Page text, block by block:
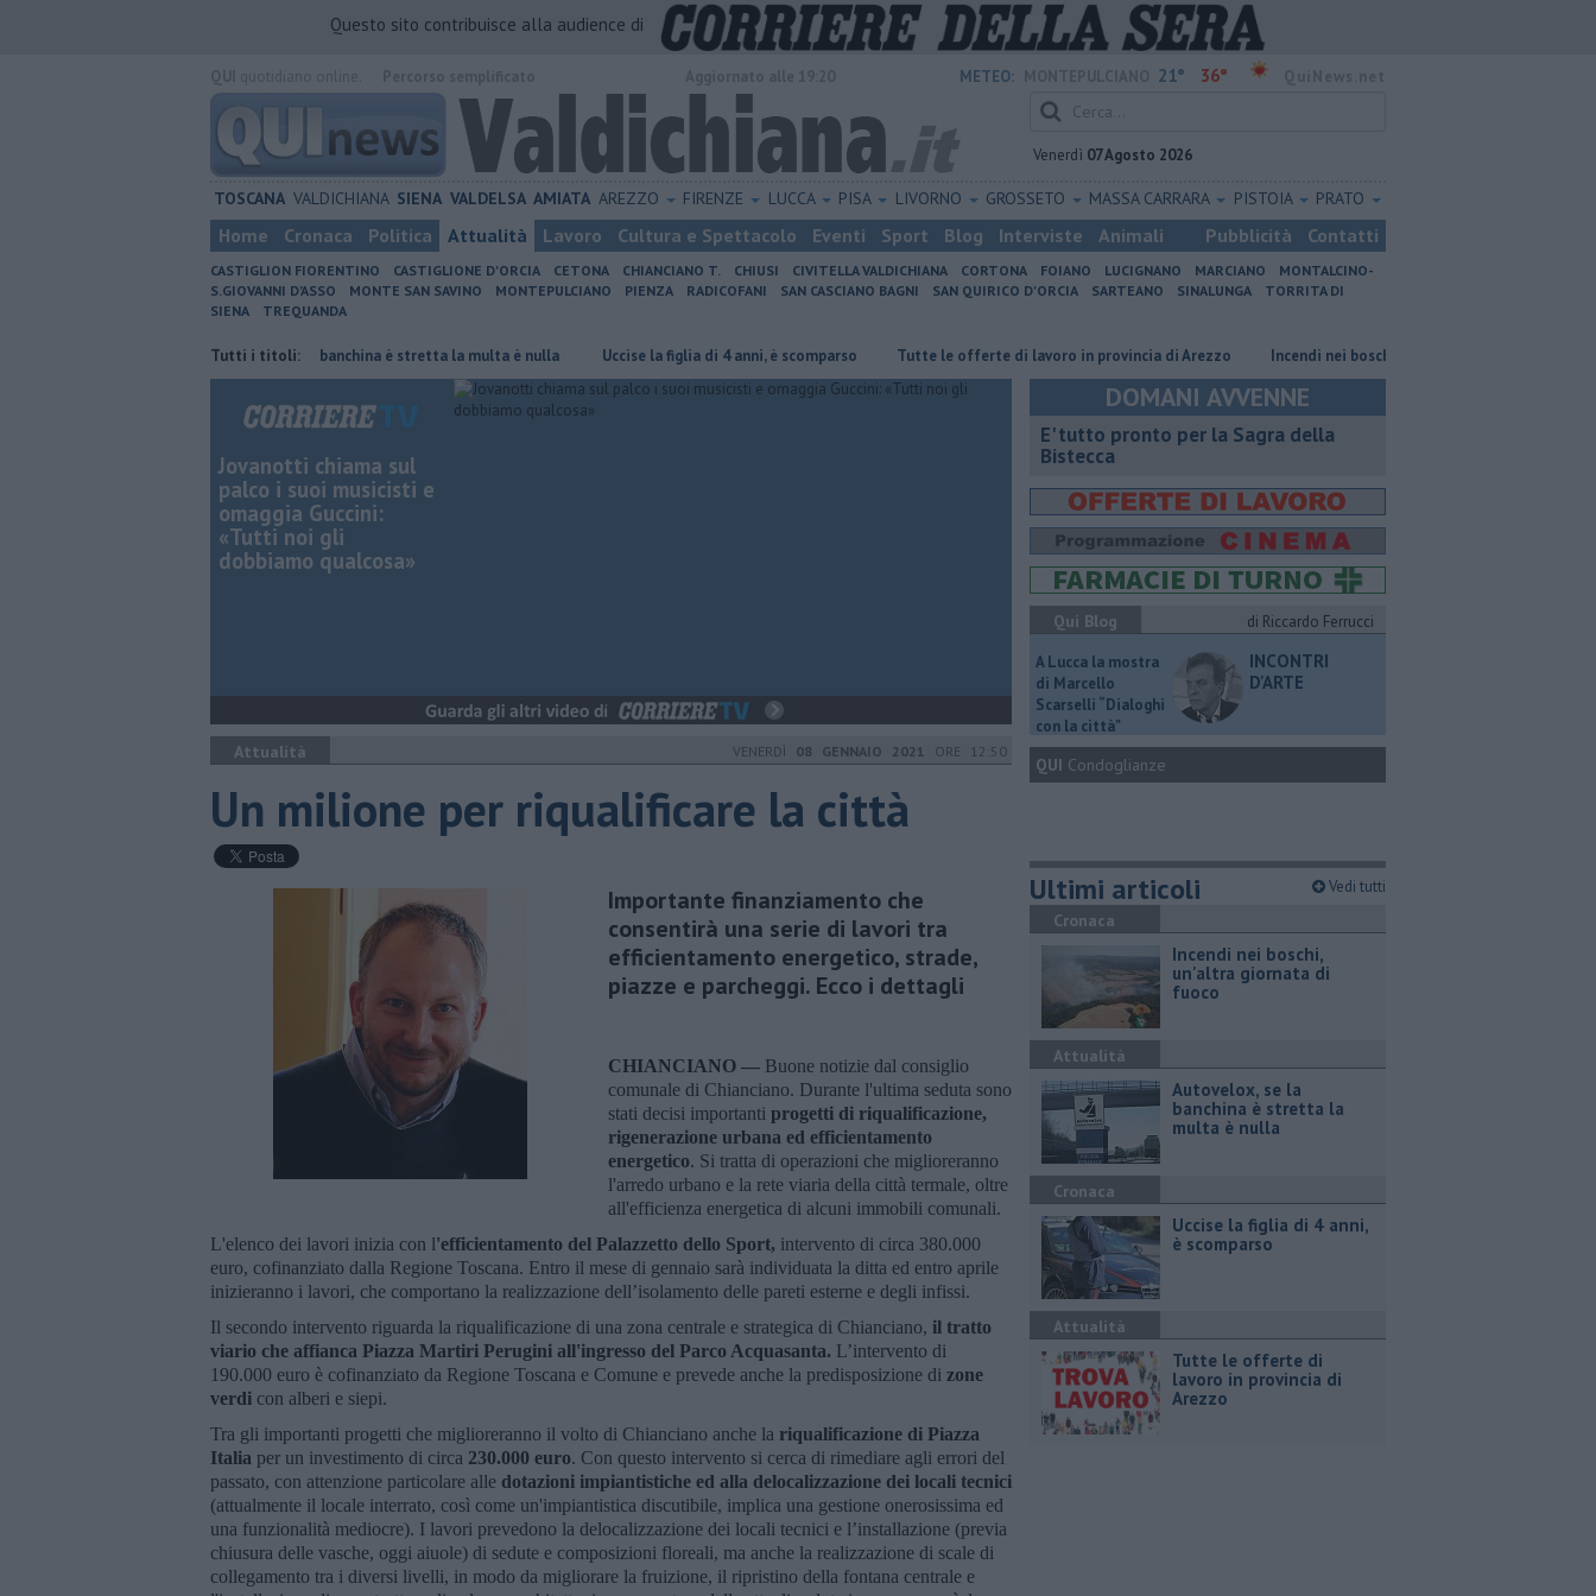
Questo sito contribuisce alla audience di
METEO: 21° 36°
Venerdì 07 Agosto 2026
TOSCANA VALDICHIANA SIENA VALDELSA AMIATA AREZZO FIRENZE LUCCA PISA LIVORNO GROSSETO MASSA CARRARA PISTOIA PRATO
Home Cronaca Politica Attualità Lavoro Cultura e Spettacolo Eventi Sport Blog Interviste Animali Pubblicità Contatti
CASTIGLION FIORENTINO CASTIGLIONE D'ORCIA CETONA CHIANCIANO T. CHIUSI CIVITELLA VALDICHIANA CORTONA FOIANO LUCIGNANO MARCIANO
MONTALCINO-
S.GIOVANNI D'ASSO
MONTE SAN SAVINO MONTEPULCIANO PIENZA RADICOFANI SAN CASCIANO BAGNI SAN QUIRICO D'ORCIA SARTEANO SINALUNGA
TORRITA DI
SIENA
TREQUANDA
Tutti i titoli:
Autovelox, se la banchina è stretta la multa è nulla Uccise la figlia di 4 anni, è scomparso ​Tutte le offerte di lavoro in provincia di Arezzo Incendi nei boschi, un'altra giornata di fuoco
Jovanotti chiama sul
palco i suoi musicisti e
omaggia Guccini:
«Tutti noi gli
dobbiamo qualcosa»
Attualità VENERDÌ 08 GENNAIO 2021 ORE 12:50
Un milione per riqualificare la città
Importante finanziamento che
consentirà una serie di lavori tra
efficientamento energetico, strade,
piazze e parcheggi. Ecco i dettagli
CHIANCIANO — Buone notizie dal consiglio
comunale di Chianciano. Durante l'ultima seduta sono
stati decisi importanti progetti di riqualificazione,
rigenerazione urbana ed efficientamento
energetico. Si tratta di operazioni che miglioreranno
l'arredo urbano e la rete viaria della città termale, oltre
all'efficienza energetica di alcuni immobili comunali.
L'elenco dei lavori inizia con l'efficientamento del Palazzetto dello Sport, intervento di circa 380.000
euro, cofinanziato dalla Regione Toscana. Entro il mese di gennaio sarà individuata la ditta ed entro aprile
inizieranno i lavori, che comportano la realizzazione dell’isolamento delle pareti esterne e degli infissi.
Il secondo intervento riguarda la riqualificazione di una zona centrale e strategica di Chianciano, il tratto
viario che affianca Piazza Martiri Perugini all'ingresso del Parco Acquasanta. L’intervento di
190.000 euro è cofinanziato da Regione Toscana e Comune e prevede anche la predisposizione di zone
verdi con alberi e siepi.
Tra gli importanti progetti che miglioreranno il volto di Chianciano anche la riqualificazione di Piazza
Italia per un investimento di circa 230.000 euro. Con questo intervento si cerca di rimediare agli errori del
passato, con attenzione particolare alle dotazioni impiantistiche ed alla delocalizzazione dei locali tecnici
(attualmente il locale interrato, così come un'impiantistica discutibile, implica una gestione onerosissima ed
una funzionalità mediocre). I lavori prevedono la delocalizzazione dei locali tecnici e l’installazione (previa
chiusura delle vasche, oggi aiuole) di sedute e composizioni floreali, ma anche la realizzazione di scale di
collegamento tra i diversi livelli, in modo da migliorare la fruizione, il ripristino della fontana centrale e
DOMANI AVVENNE
E' tutto pronto per la Sagra della
Bistecca
Qui Blog
di Riccardo Ferrucci
A Lucca la mostra
di Marcello
Scarselli “Dialoghi
con la città"
INCONTRI
D'ARTE
QUI Condoglianze
Ultimi articoli Vedi tutti
Cronaca
Incendi nei boschi,
un'altra giornata di
fuoco
Attualità
Autovelox, se la
banchina è stretta la
multa è nulla
Cronaca
Uccise la figlia di 4 anni,
è scomparso
Attualità
​Tutte le offerte di
lavoro in provincia di
Arezzo